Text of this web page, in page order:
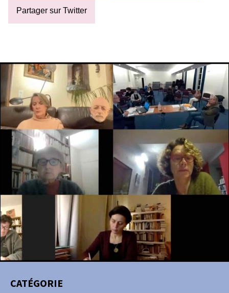
CATÉGORIE
Partager sur Twitter